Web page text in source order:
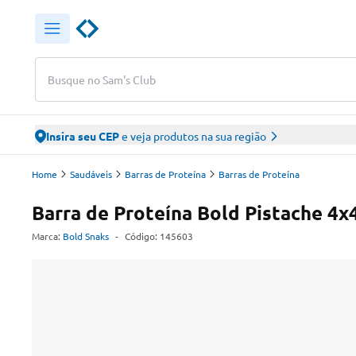
Busque no Sam's Club
Insira seu CEPe veja produtos na sua região
Home Saudáveis Barras de Proteína Barras de Proteína
Barra de Proteína Bold Pistache
Marca: Bold Snaks - Código: 145603